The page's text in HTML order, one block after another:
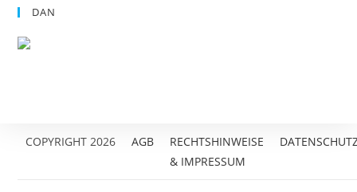
DAN
COPYRIGHT 2026 AGB
RECHTSHINWEISE
& IMPRESSUM